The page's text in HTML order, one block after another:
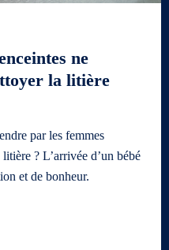
ne
la litière
par les femmes
? L’arrivée d’un bébé
et de bonheur.